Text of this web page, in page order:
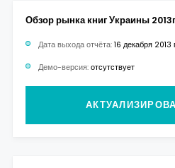
Обзор рынка книг Украины
Дата выхода отчёта: 16 декабря 2013
Демо-версия: отсутствует